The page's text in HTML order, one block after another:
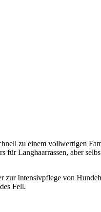
zu einem vollwertigen
Langhaarrassen, aber
zur Intensivpflege von
Fell.